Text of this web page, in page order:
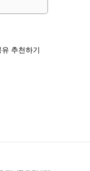
추천하기